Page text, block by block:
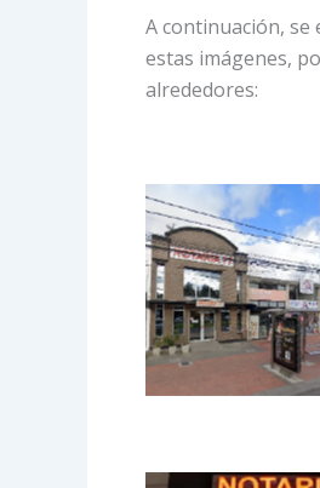
A continuación, se
estas imágenes,
alrededores: